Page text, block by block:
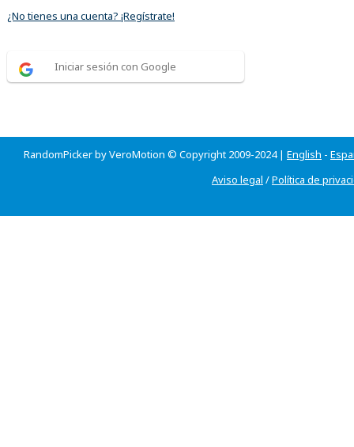
¿No tienes una cuenta? ¡Regístrate!
Iniciar sesión con Google
RandomPicker by VeroMotion © Copyright 2009-2024 | English -
Aviso legal /Política de